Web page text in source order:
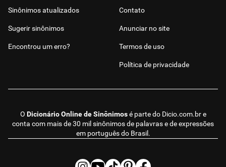
O Dicionário Online de Sinônimosé parte do Dicio.com.bre
conta com mais de 30 mil sinônimos de palavras e de expressões
em português do Brasil.
Sinônimos atualizados
Sugerir sinônimos
Encontrou um erro?
Contato
Anunciar no site
Termos de uso
Política de privacidade